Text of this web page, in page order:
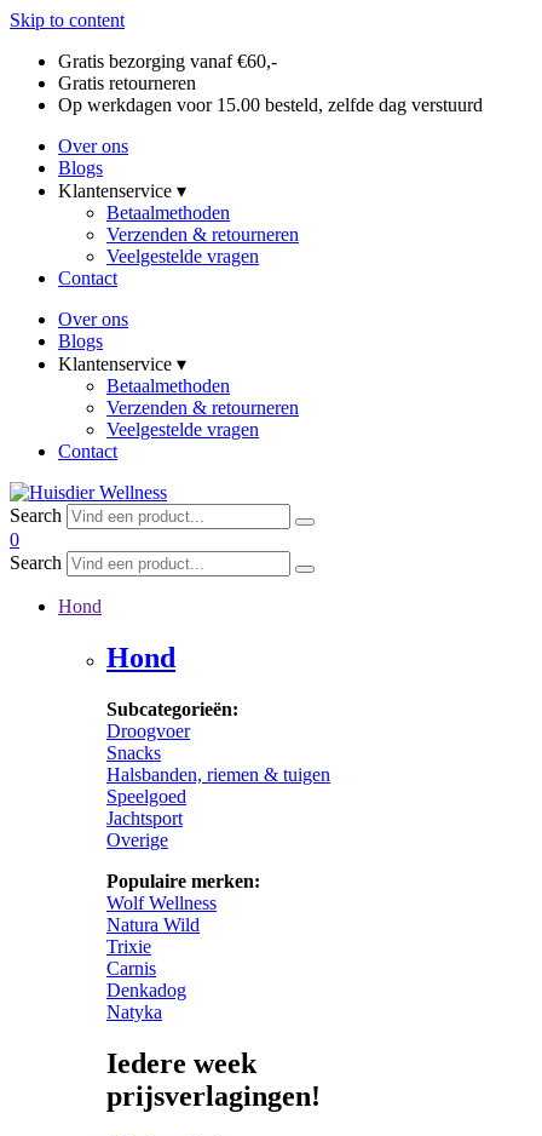
Skip to content
Gratis bezorging vanaf €60,-
Gratis retourneren
Op werkdagen voor 15.00 besteld, zelfde dag verstuurd
Over ons
Blogs
Klantenservice ▾
Betaalmethoden
Verzenden & retourneren
Veelgestelde vragen
Contact
Over ons
Blogs
Klantenservice ▾
Betaalmethoden
Verzenden & retourneren
Veelgestelde vragen
Contact
Search
0
Search
Hond
Hond
Subcategorieën:
Droogvoer
Snacks
Halsbanden, riemen & tuigen
Speelgoed
Jachtsport
Overige
Populaire merken:
Wolf Wellness
Natura Wild
Trixie
Carnis
Denkadog
Natyka
Iedere week
prijsverlagingen!